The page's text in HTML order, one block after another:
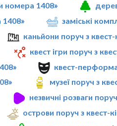
номера 1408»
1408»
заміські
каньйони поруч з
квест ігри поруч з
квест-
музеї поруч з
незвичні розваги
острови поруч з квест-